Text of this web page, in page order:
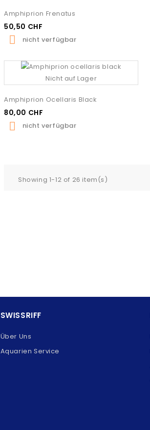
Amphiprion Frenatus
50,50 CHF
 nicht verfügbar
Nicht auf Lager
Amphiprion Ocellaris Black
80,00 CHF
 nicht verfügbar
Showing 1-12 of 26 item(s)
SWISSRIFF
Über Uns
Aquarien Service